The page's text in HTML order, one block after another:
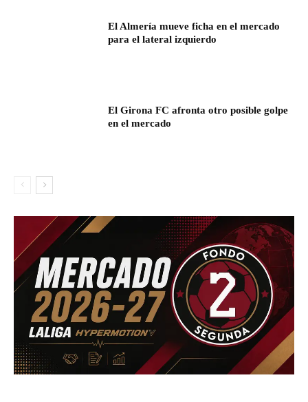
El Almería mueve ficha en el mercado
para el lateral izquierdo
El Girona FC afronta otro posible golpe
en el mercado